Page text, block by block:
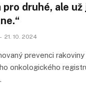
druhé, ale už
21. 10. 2024
prevenci
onkologického